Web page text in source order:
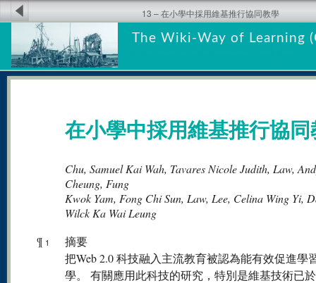
The Wiki-Way of Learning
13 – 在小學中採用維基推行協同教學
在小學中採用維基推行協同
Chu, Samuel Kai Wah, Tavares Nicole Judith, Law,
Cheung, Fung
Kwok Yam, Fong Chi Sun, Law, Lee, Celina Wing Yi,
Wilck Ka Wai Leung
¶ 1
摘要
把Web 2.0 科技融入主流教育被認為能有效促進學
學。 有關應用此科技的研究，特別是維基技術已